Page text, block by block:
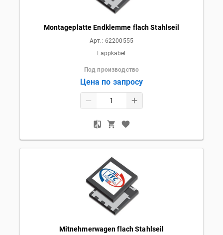
Montageplatte Endklemme flach Stahlseil
Арт.: 62200555
Lappkabel
Под производство
Цена по запросу
Mitnehmerwagen flach Stahlseil